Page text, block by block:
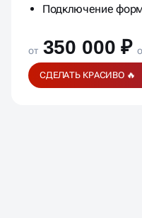
Подключение
от 350 000 ₽
СДЕЛАТЬ КРАСИВО 🔥